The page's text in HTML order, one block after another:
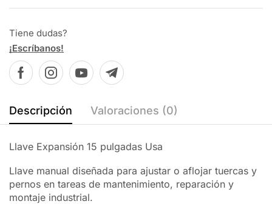
Tiene dudas?
¡Escríbanos!
Descripción Valoraciones (0)
Llave Expansión 15 pulgadas Usa
Llave manual diseñada para ajustar o aflojar tuercas y
pernos en tareas de mantenimiento, reparación y
montaje industrial.